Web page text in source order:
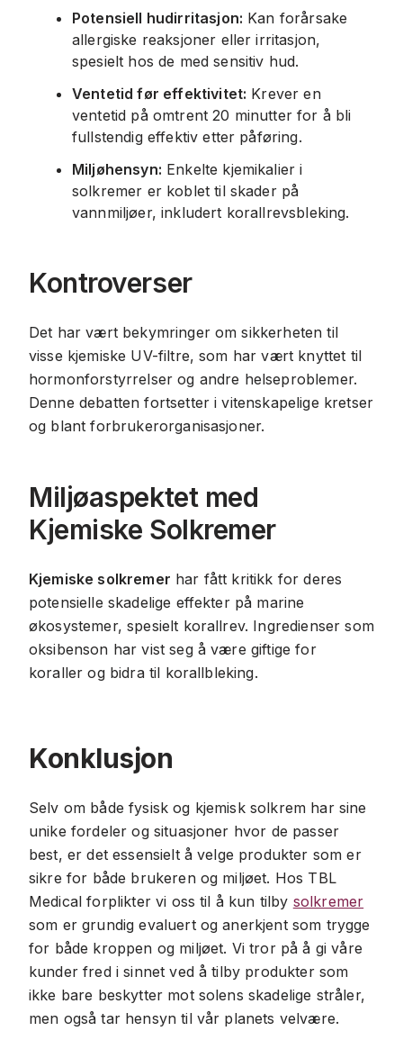
Potensiell hudirritasjon: Kan forårsake
allergiske reaksjoner eller irritasjon,
spesielt hos de med sensitiv hud.
Ventetid før effektivitet: Krever en
ventetid på omtrent 20 minutter for å bli
fullstendig effektiv etter påføring.
Miljøhensyn: Enkelte kjemikalier i
solkremer er koblet til skader på
vannmiljøer, inkludert korallrevsbleking.
Kontroverser
Det har vært bekymringer om sikkerheten til
visse kjemiske UV-filtre, som har vært knyttet til
hormonforstyrrelser og andre helseproblemer.
Denne debatten fortsetter i vitenskapelige kretser
og blant forbrukerorganisasjoner.
Miljøaspektet med
Kjemiske Solkremer
Kjemiske solkremer har fått kritikk for deres
potensielle skadelige effekter på marine
økosystemer, spesielt korallrev. Ingredienser som
oksibenson har vist seg å være giftige for
koraller og bidra til korallbleking.
Konklusjon
Selv om både fysisk og kjemisk solkrem har sine
unike fordeler og situasjoner hvor de passer
best, er det essensielt å velge produkter som er
sikre for både brukeren og miljøet. Hos TBL
Medical forplikter vi oss til å kun tilby solkremer
som er grundig evaluert og anerkjent som trygge
for både kroppen og miljøet. Vi tror på å gi våre
kunder fred i sinnet ved å tilby produkter som
ikke bare beskytter mot solens skadelige stråler,
men også tar hensyn til vår planets velvære.